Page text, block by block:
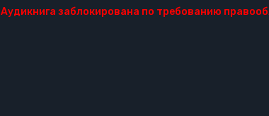
Аудикнига заблокирована по требованию